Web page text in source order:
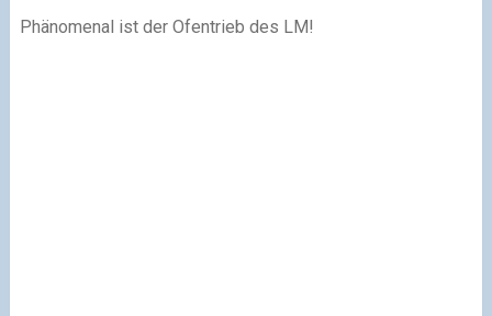
Phänomenal ist der Ofentrieb des LM!